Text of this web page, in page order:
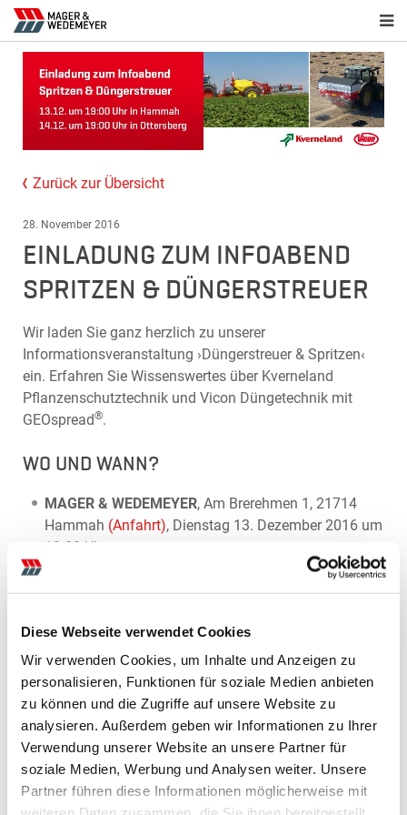
Diese Webseite verwendet Cookies
Wir verwenden Cookies, um Inhalte und Anzeigen zu
personalisieren, Funktionen für soziale Medien anbieten
zu können und die Zugriffe auf unsere Website zu
analysieren. Außerdem geben wir Informationen zu Ihrer
Verwendung unserer Website an unsere Partner für
soziale Medien, Werbung und Analysen weiter. Unsere
Partner führen diese Informationen möglicherweise mit
Zurück zur Übersicht
28. November 2016
EINLADUNG ZUM INFOABEND
SPRITZEN & DÜNGERSTREUER
Wir laden Sie ganz herzlich zu unserer
Informationsveranstaltung ›Düngerstreuer & Spritzen‹
ein. Erfahren Sie Wissenswertes über Kverneland
Pflanzenschutztechnik und Vicon Düngetechnik mit
GEOspread®.
WO UND WANN?
MAGER & WEDEMEYER, Am Brerehmen 1, 21714
Hammah (Anfahrt), Dienstag 13. Dezember 2016 um
19:00 Uhr
Uhr
Wir freuen uns auf Ihren Besuch
Ihr Mager & Wedemeyer Team
Veranstaltungen 2026